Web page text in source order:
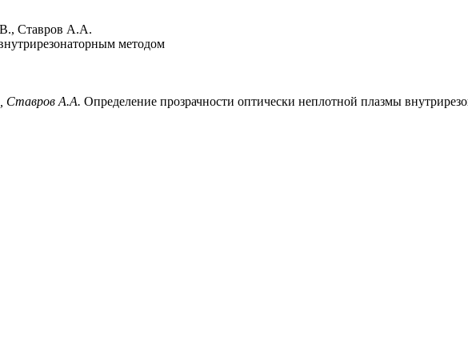
Ставров А.А.
методом
Ставров А.А. Определение прозрачности оптически неплотной плазмы